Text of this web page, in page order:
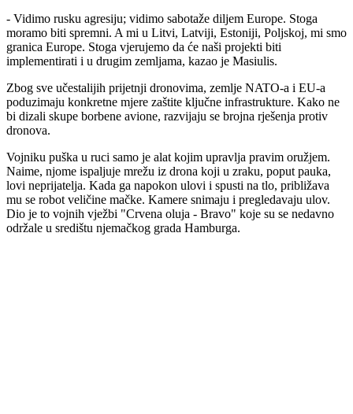
- Vidimo rusku agresiju; vidimo sabotaže diljem Europe. Stoga
moramo biti spremni. A mi u Litvi, Latviji, Estoniji, Poljskoj, mi smo
granica Europe. Stoga vjerujemo da će naši projekti biti
implementirati i u drugim zemljama, kazao je Masiulis.
Zbog sve učestalijih prijetnji dronovima, zemlje NATO-a i EU-a
poduzimaju konkretne mjere zaštite ključne infrastrukture. Kako ne
bi dizali skupe borbene avione, razvijaju se brojna rješenja protiv
dronova.
Vojniku puška u ruci samo je alat kojim upravlja pravim oružjem.
Naime, njome ispaljuje mrežu iz drona koji u zraku, poput pauka,
lovi neprijatelja. Kada ga napokon ulovi i spusti na tlo, približava
mu se robot veličine mačke. Kamere snimaju i pregledavaju ulov.
Dio je to vojnih vježbi "Crvena oluja - Bravo" koje su se nedavno
održale u središtu njemačkog grada Hamburga.